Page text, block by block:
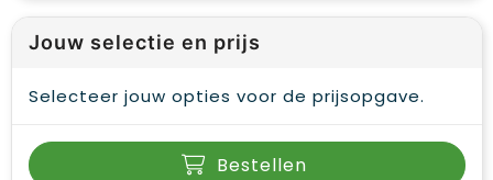
Jouw selectie en prijs
Selecteer jouw opties voor de prijsopgave.
Bestellen